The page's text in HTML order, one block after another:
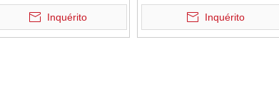
Inquérito
Inquérito